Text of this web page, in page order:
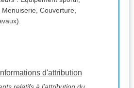
Couverture,
d'attribution